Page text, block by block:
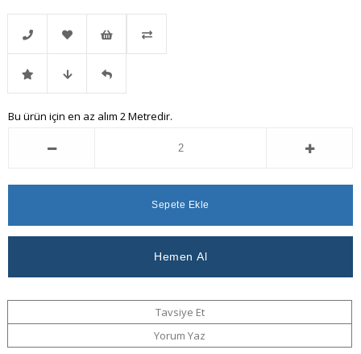
Telefonla
Sipariş
Favorilere
Ekle
İstek
Listeme
İndirimli Fiyat
Ver
Gelince
Bu ürün için en az alım 2 Metredir.
Tavsiye Et
Yorum Yaz